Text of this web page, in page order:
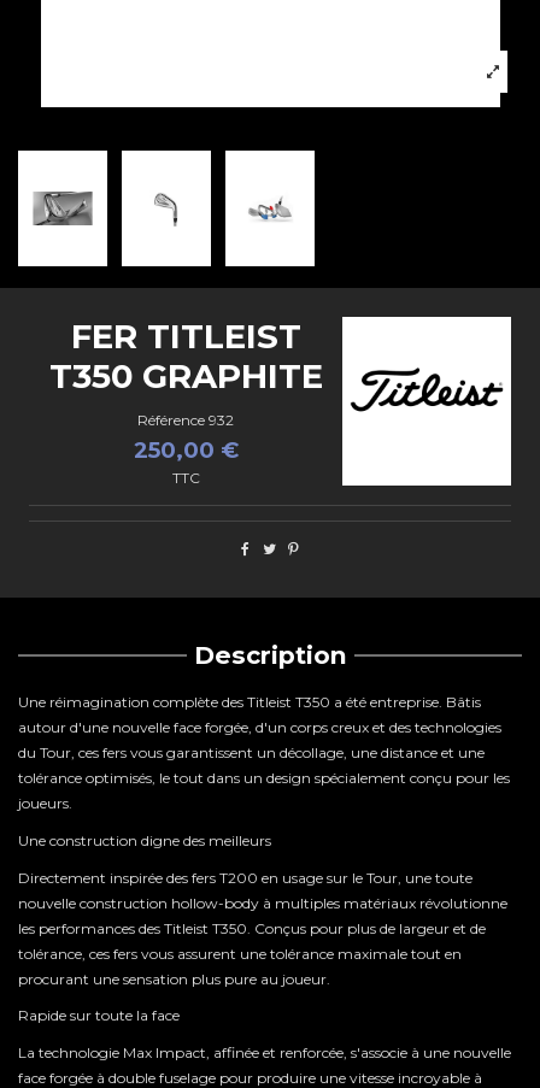
FER TITLEIST
T350 GRAPHITE
Référence 932
250,00 €
TTC
Description
Une réimagination complète des Titleist T350 a été entreprise. Bâtis
autour d'une nouvelle face forgée, d'un corps creux et des technologies
du Tour, ces fers vous garantissent un décollage, une distance et une
tolérance optimisés, le tout dans un design spécialement conçu pour les
joueurs.
Une construction digne des meilleurs
Directement inspirée des fers T200 en usage sur le Tour, une toute
nouvelle construction hollow-body à multiples matériaux révolutionne
les performances des Titleist T350. Conçus pour plus de largeur et de
tolérance, ces fers vous assurent une tolérance maximale tout en
procurant une sensation plus pure au joueur.
Rapide sur toute la face
La technologie Max Impact, affinée et renforcée, s'associe à une nouvelle
face forgée à double fuselage pour produire une vitesse incroyable à